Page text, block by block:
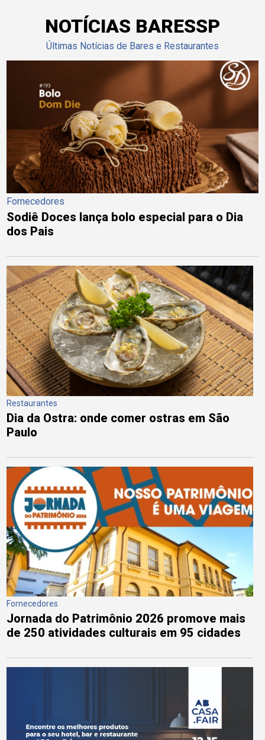
NOTÍCIAS BARESSP
Últimas Notícias de Bares e Restaurantes
Fornecedores
Sodiê Doces lança bolo especial para o Dia
dos Pais
Restaurantes
Dia da Ostra: onde comer ostras em São
Paulo
Fornecedores
Jornada do Patrimônio 2026 promove mais
de 250 atividades culturais em 95 cidades